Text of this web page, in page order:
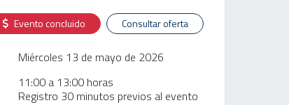
Evento concluido Consultar oferta
Miércoles 13 de mayo de 2026
11:00 a 13:00 horas
Registro 30 minutos previos al evento